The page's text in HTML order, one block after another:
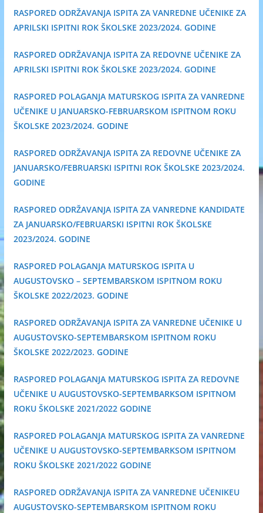
RASPORED ODRŽAVANJA ISPITA ZA VANREDNE UČENIKE ZA
APRILSKI ISPITNI ROK ŠKOLSKE 2023/2024. GODINE
RASPORED ODRŽAVANJA ISPITA ZA REDOVNE UČENIKE ZA
APRILSKI ISPITNI ROK ŠKOLSKE 2023/2024. GODINE
RASPORED POLAGANJA MATURSKOG ISPITA ZA VANREDNE
UČENIKE U JANUARSKO-FEBRUARSKOM ISPITNOM ROKU
ŠKOLSKE 2023/2024. GODINE
RASPORED ODRŽAVANJA ISPITA ZA REDOVNE UČENIKE ZA
JANUARSKO/FEBRUARSKI ISPITNI ROK ŠKOLSKE 2023/2024.
GODINE
RASPORED ODRŽAVANJA ISPITA ZA VANREDNE KANDIDATE
ZA JANUARSKO/FEBRUARSKI ISPITNI ROK ŠKOLSKE
2023/2024. GODINE
RASPORED POLAGANJA MATURSKOG ISPITA U
AUGUSTOVSKO – SEPTEMBARSKOM ISPITNOM ROKU
ŠKOLSKE 2022/2023. GODINE
RASPORED ODRŽAVANJA ISPITA ZA VANREDNE UČENIKE U
AUGUSTOVSKO-SEPTEMBARSKOM ISPITNOM ROKU
ŠKOLSKE 2022/2023. GODINE
RASPORED POLAGANJA MATURSKOG ISPITA ZA REDOVNE
UČENIKE U AUGUSTOVSKO-SEPTEMBARKSOM ISPITNOM
ROKU ŠKOLSKE 2021/2022 GODINE
RASPORED POLAGANJA MATURSKOG ISPITA ZA VANREDNE
UČENIKE U AUGUSTOVSKO-SEPTEMBARKSOM ISPITNOM
ROKU ŠKOLSKE 2021/2022 GODINE
RASPORED ODRŽAVANJA ISPITA ZA VANREDNE UČENIKEU
AUGUSTOVSKO-SEPTEMBARSKOM ISPITNOM ROKU